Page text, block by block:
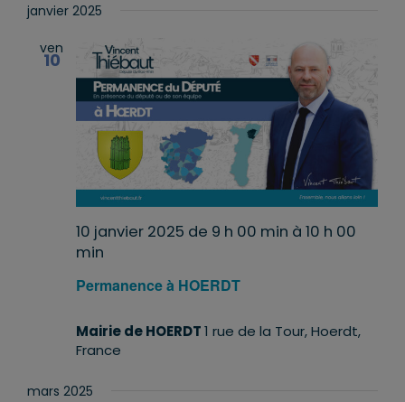
janvier 2025
ven
10
Permanence à HOERDT
10 janvier 2025 de 9 h 00 min à 10 h 00
min
Mairie de HOERDT1 rue de la Tour, Hoerdt,
France
mars 2025